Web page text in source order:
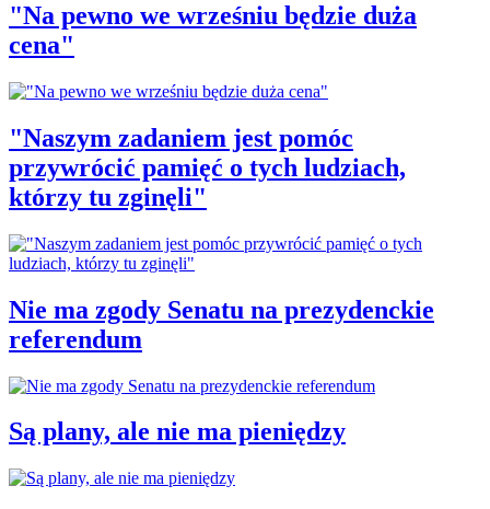
"Na pewno we wrześniu będzie duża
cena"
"Naszym zadaniem jest pomóc
przywrócić pamięć o tych ludziach,
którzy tu zginęli"
Nie ma zgody Senatu na prezydenckie
referendum
Są plany, ale nie ma pieniędzy